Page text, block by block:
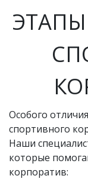
Особого
спортивного
Наши
которые
корпоратив: